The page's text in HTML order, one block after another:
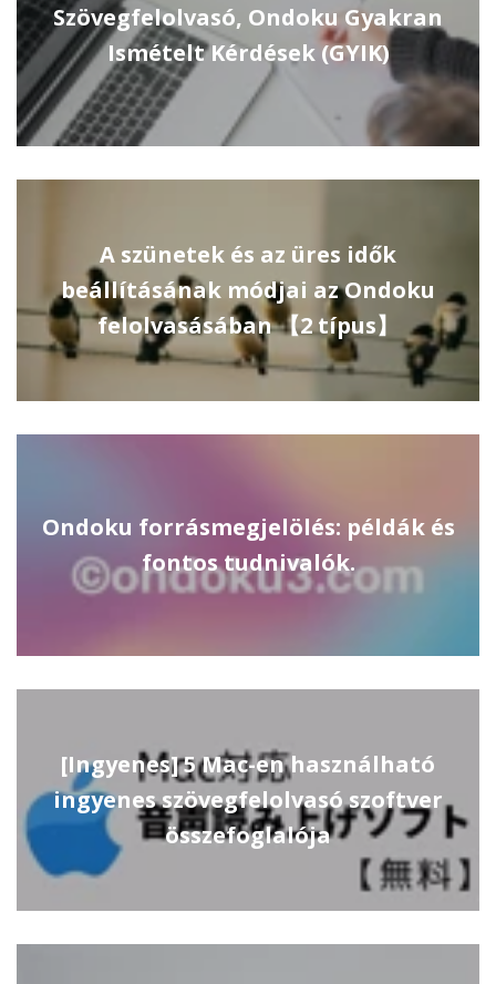
Szövegfelolvasó, Ondoku Gyakran
Ismételt Kérdések (GYIK)
A szünetek és az üres idők
beállításának módjai az Ondoku
felolvasásában 【2 típus】
Ondoku forrásmegjelölés: példák és
fontos tudnivalók.
[Ingyenes] 5 Mac-en használható
ingyenes szövegfelolvasó szoftver
összefoglalója